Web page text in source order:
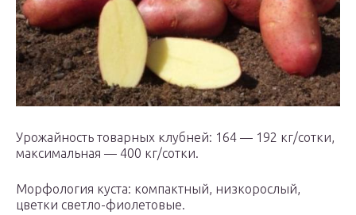
Урожайность товарных клубней: 164 — 192 кг/сотки,
максимальная — 400 кг/сотки.
Морфология куста: компактный, низкорослый,
цветки светло-фиолетовые.